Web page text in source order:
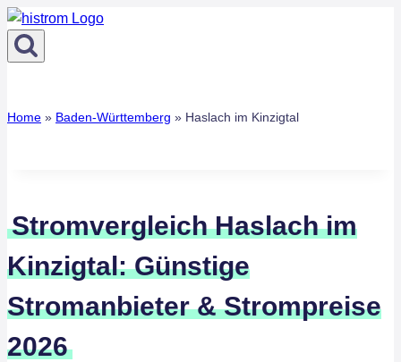
Zum
Inhalt
springen
Home » Baden-Württemberg » Haslach im Kinzigtal
Stromvergleich Haslach im
Kinzigtal: Günstige
Stromanbieter & Strompreise
2026